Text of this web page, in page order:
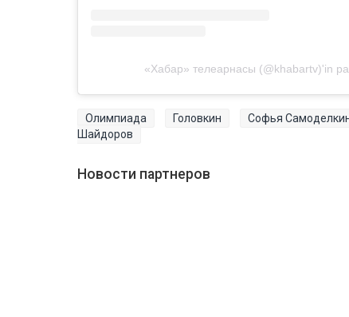
«Хабар» телеарнасы (@khabartv)'in
Олимпиада Головкин Софья
Шайдоров
Новости партнеров